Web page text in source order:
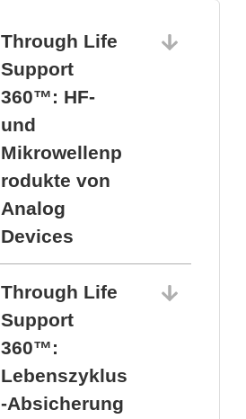
Through Life
Support
360™: HF-
und
Mikrowellenp
rodukte von
Analog
Devices
Through Life
Support
360™:
Lebenszyklus
-Absicherung